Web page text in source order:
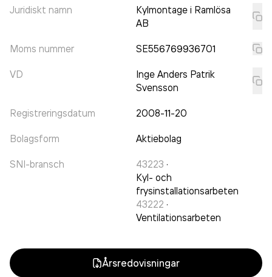
Juridiskt namn
Kylmontage i Ramlösa
AB
Moms nummer SE556769936701
VD
Inge Anders Patrik
Svensson
Registreringsdatum 2008-11-20
Bolagsform Aktiebolag
SNI-bransch 43223 ·
Kyl- och
frysinstallationsarbeten
43222 ·
Ventilationsarbeten
Årsredovisningar